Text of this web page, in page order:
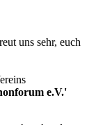
uns sehr, euch
e.V.'